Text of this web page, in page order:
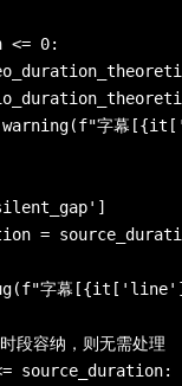
<= 0:
字幕
=
字幕
段容纳，则无需处理
source_duration: